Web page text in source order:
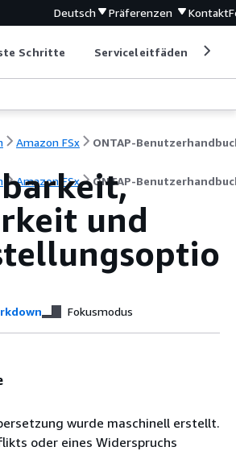
Deutsch Präferenzen Kontakt
Schritte Serviceleitfäden
Amazon FSx ONTAP-
Amazon FSx ONTAP-
und
Fokusmodus
wurde maschinell erstellt.
oder eines Widerspruchs